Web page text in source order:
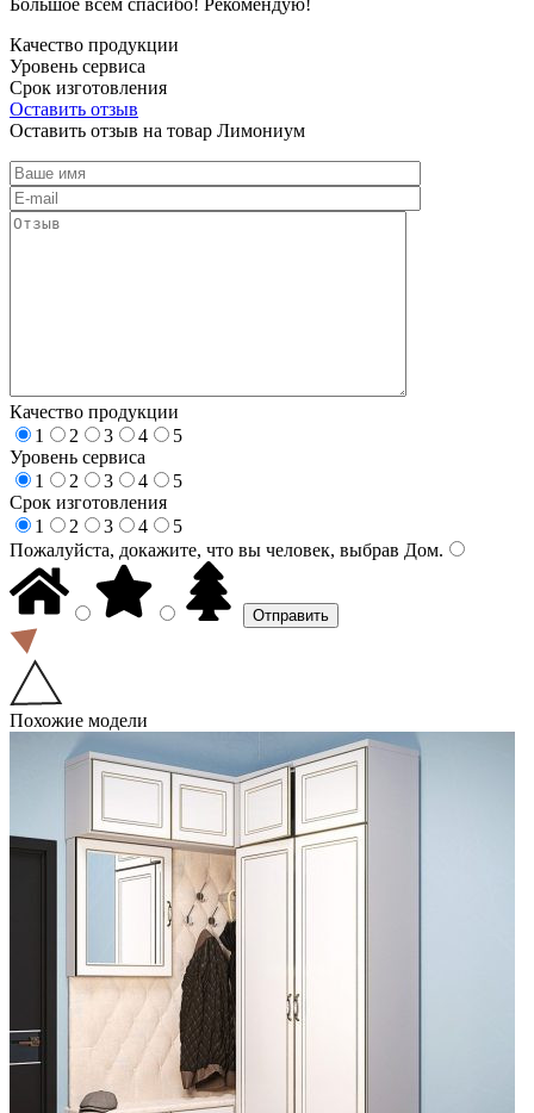
Качество продукции
Уровень сервиса
Срок изготовления
Оставить отзыв
Оставить отзыв на товар Лимониум
Качество продукции
1
2 3 4
5
Уровень сервиса
1
2 3 4
5
Срок изготовления
1
2 3 4
5
Пожалуйста, докажите, что вы человек, выбрав Дом.
Похожие модели